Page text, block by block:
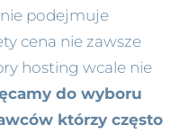
podejmuje
cena nie zawsze
hosting wcale nie
do wyboru
którzy często